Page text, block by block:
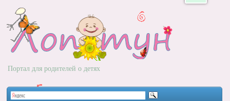
Портал для родителей о детях